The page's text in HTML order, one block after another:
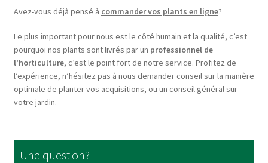
chosen
the
product
page
Avez-vous déjà pensé à commander vos plants en ligne?
Le plus important pour nous est le côté humain et la qualité, c’est
pourquoi nos plants sont livrés par un professionnel de
l’horticulture, c’est le point fort de notre service. Profitez de
l’expérience, n’hésitez pas à nous demander conseil sur la manière
optimale de planter vos acquisitions, ou un conseil général sur
votre jardin.
Une question?